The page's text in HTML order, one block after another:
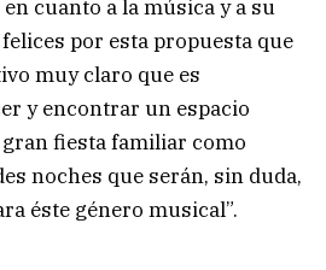
cuanto a la música y a su
por esta propuesta que
muy claro que es
y encontrar un espacio
fiesta familiar como
noches que serán, sin duda,
éste género musical”.